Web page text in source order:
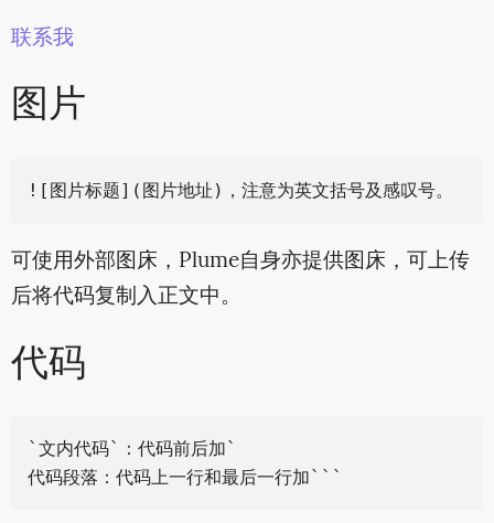
联系我
图片
可使用外部图床，Plume自身亦提供图床，可上传
后将代码复制入正文中。
代码
`文内代码`：代码前后加`